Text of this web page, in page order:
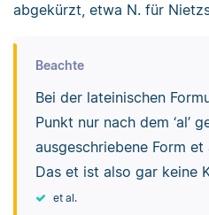
abgekürzt, etwa N. für
Beachte
Bei der lateinischen
Punkt nur nach dem ‘al’
ausgeschriebene Form
Das et ist also gar keine
et al.